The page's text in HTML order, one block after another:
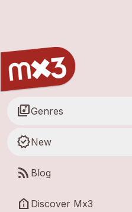
library_musicGenres
new_releasesNew
rss_feed Blog
help_clinic Discover Mx3